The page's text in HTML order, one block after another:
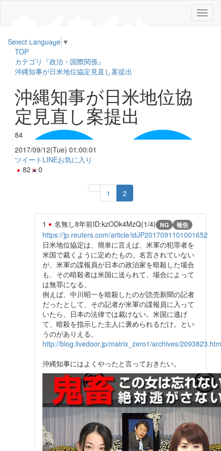
メ
ニ
Select Language ▼
TOP
カテゴリ『政治・国際関係』
沖縄知事が日米地位協定見直し案提出
沖縄知事が日米地位協
定見直し案提出
84
2017/09/12(Tue) 01:00:01
ツイート LINEお気に入り
82
0
1 2
1 名無し8年前ID:kzODk4MzQ(1/4) NG 報告
https://jp.reuters.com/article/idJP2017091101001652
日米地位協定は、簡単に言えば、米軍の犯罪者を
米国で裁くように定めたもの。名言されていない
が、米軍の諜報員が日本の政治家を暗殺した場合
も、その暗殺者は米国に送られて、場合によって
は無罪になる。
例えば、中川昭一を暗殺したのが読売新聞の記者
だったとして、その記者が米軍の諜報員に入って
いたら、日本の法律では裁けない。米国に逃げ
て、暗殺を指示した主人に褒められるだけ。とい
うのがありえる。
http://blog.livedoor.jp/matrix_zero1/archives/
沖縄知事にはよくやったと言っておきたい。